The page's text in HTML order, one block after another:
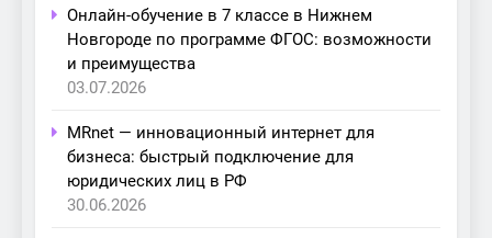
Онлайн-обучение в 7 классе в Нижнем
Новгороде по программе ФГОС: возможности
и преимущества
03.07.2026
MRnet — инновационный интернет для
бизнеса: быстрый подключение для
юридических лиц в РФ
30.06.2026